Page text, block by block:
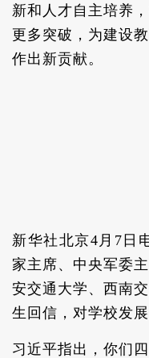
新和人才自主培养
更多突破，为建设
作出新贡献。
新华社北京4月7日
家主席、中央军委
安交通大学、西南
生回信，对学校发
习近平指出，你们